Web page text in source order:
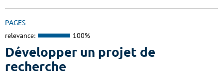
PAGES
relevance: 100%
Développer un projet de
recherche